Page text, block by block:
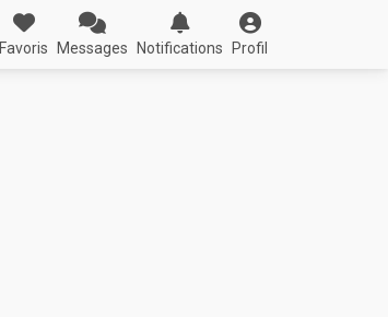
Favoris Messages Notifications Profil